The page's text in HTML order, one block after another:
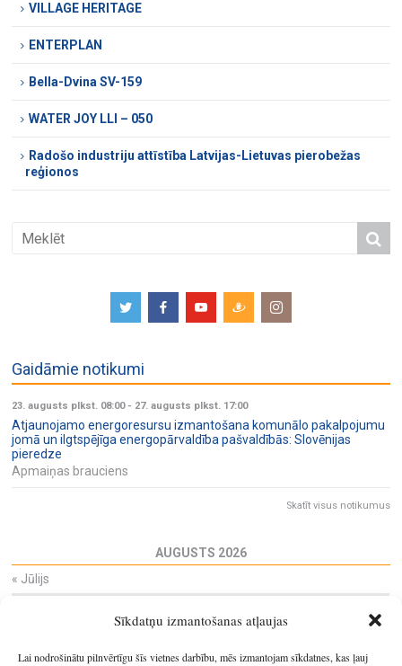
Sīkdatņu izmantošanas atļaujas
Lai nodrošinātu pilnvērtīgu šīs vietnes darbību, mēs izmantojam sīkdatnes, kas ļauj
VILLAGE HERITAGE
ENTERPLAN
Bella-Dvina SV-159
WATER JOY LLI – 050
Radošo industriju attīstība Latvijas-Lietuvas pierobežas
reģionos
Gaidāmie notikumi
23. augusts plkst. 08:00- 27. augusts plkst. 17:00
Atjaunojamo energoresursu izmantošana komunālo pakalpojumu
jomā un ilgtspējīga energopārvaldība pašvaldībās: Slovēnijas
pieredze
Apmaiņas brauciens
Skatīt visus notikumus
AUGUSTS 2026
« Jūlijs
29 30 31 1